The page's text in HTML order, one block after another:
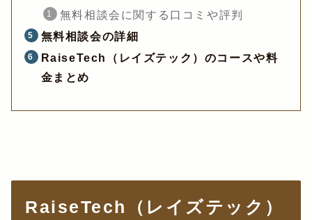
無料相談会に関する口コミや評判
無料相談会の詳細
RaiseTech（レイズテック）のコースや料
金まとめ
RaiseTech（レイズテック）